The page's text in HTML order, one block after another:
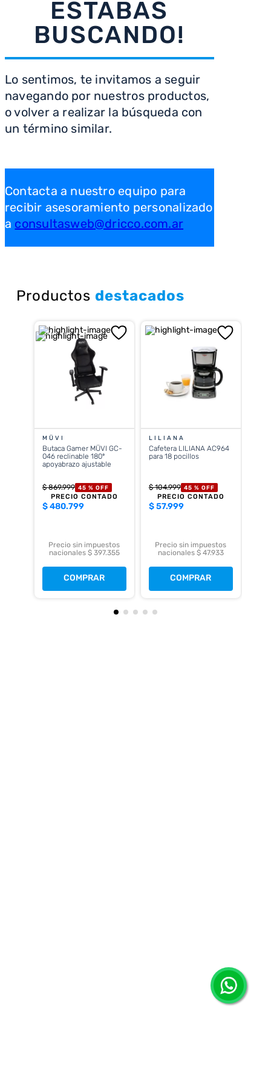
ESTABAS
BUSCANDO!
Lo sentimos, te invitamos a seguir
navegando por nuestros productos,
o volver a realizar la búsqueda con
un término similar.
Contacta a nuestro equipo para
recibir asesoramiento personalizado
a consultasweb@dricco.com.ar
Productos destacados
MÜVI
Butaca Gamer MÜVI GC-
046 reclinable 180º
apoyabrazo ajustable
$ 869.999 45 % OFF
PRECIO CONTADO
$480.799
Precio sin impuestos
nacionales $ 397.355
COMPRAR
LILIANA
Cafetera LILIANA AC964
para 18 pocillos
$ 104.999 45 % OFF
PRECIO CONTADO
$57.999
Precio sin impuestos
nacionales $ 47.933
COMPRAR
8 .
9. freidora aire
10.